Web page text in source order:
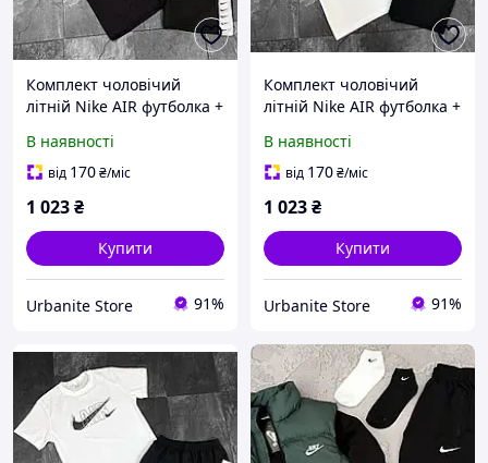
Комплект чоловічий
літній Nike AIR футболка +
спортивний
повсякденний на літо
В наявності
від 170₴/міс
1 023₴
Купити
Urbanite Store 91%
Комплект чоловічий
літній Nike AIR футболка +
спортивний
повсякденний на літо
В наявності
від 170₴/міс
1 023₴
Купити
Urbanite Store 91%